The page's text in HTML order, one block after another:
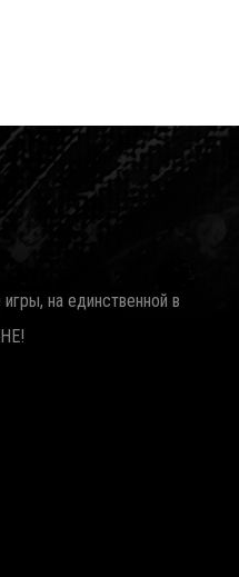
на единственной в